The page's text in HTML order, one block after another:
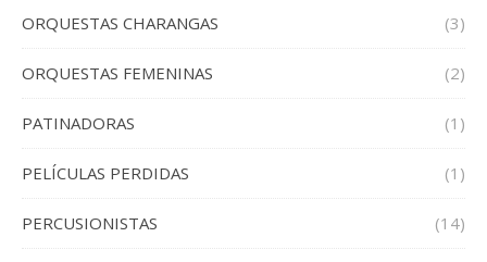
ORQUESTAS CHARANGAS (3)
ORQUESTAS FEMENINAS (2)
PATINADORAS (1)
PELÍCULAS PERDIDAS (1)
PERCUSIONISTAS (14)